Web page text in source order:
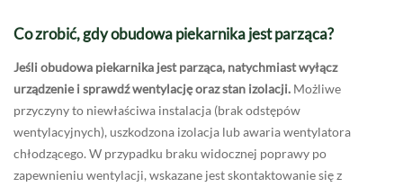
Co zrobić, gdy obudowa piekarnika jest parząca?
Jeśli obudowa piekarnika jest parząca, natychmiast wyłącz
urządzenie i sprawdź wentylację oraz stan izolacji. Możliwe
przyczyny to niewłaściwa instalacja (brak odstępów
wentylacyjnych), uszkodzona izolacja lub awaria wentylatora
chłodzącego. W przypadku braku widocznej poprawy po
zapewnieniu wentylacji, wskazane jest skontaktowanie się z